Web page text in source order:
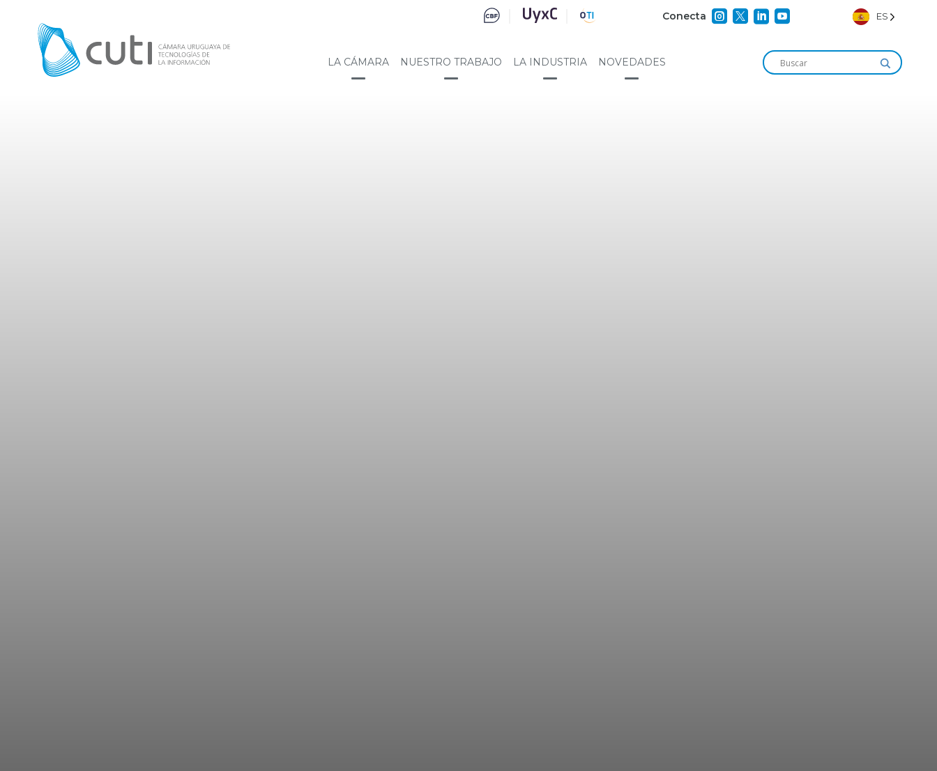
Conecta     ES
LA CÁMARA NUESTRO TRABAJO LA INDUSTRIA NOVEDADES